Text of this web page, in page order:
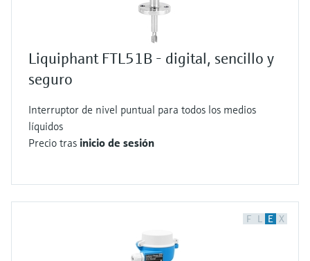
Liquiphant FTL51B - digital, sencillo y
seguro
Interruptor de nivel puntual para todos los medios
líquidos
Precio tras inicio de sesión
F L E X